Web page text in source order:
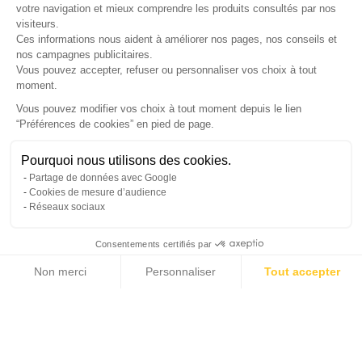
votre navigation et mieux comprendre les produits consultés par nos
visiteurs.
Ces informations nous aident à améliorer nos pages, nos conseils et
nos campagnes publicitaires.
Vous pouvez accepter, refuser ou personnaliser vos choix à tout
moment.
Vous pouvez modifier vos choix à tout moment depuis le lien
“Préférences de cookies” en pied de page.
Pourquoi nous utilisons des cookies.
Partage de données avec Google
Cookies de mesure d’audience
Réseaux sociaux
Consentements certifiés par
Non merci Personnaliser Tout accepter
Gérer mes cookies
LETTRE D'INFORMATIONS
© Copyright 2026 France Galerie. Tous droits reservés.
Cliquez-ici pour modifier vos préférences en matière de cookies